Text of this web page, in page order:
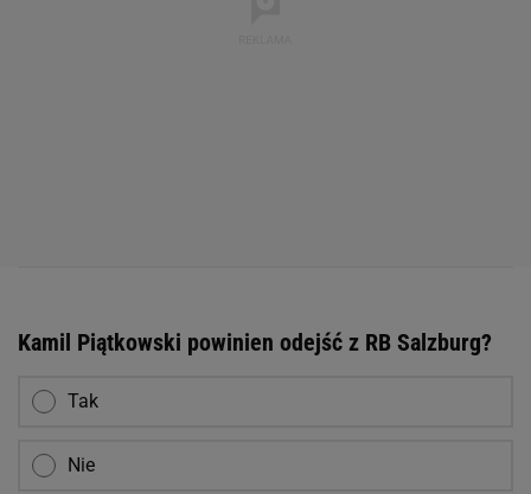
Kamil Piątkowski powinien odejść z RB Salzburg?
Tak
Nie